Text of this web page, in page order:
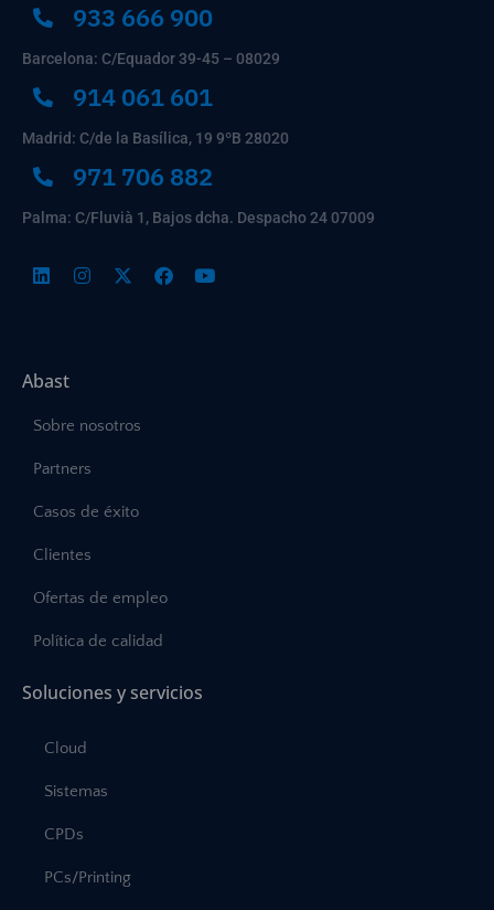
933 666 900
Barcelona: C/Equador 39-45 – 08029
914 061 601
Madrid: C/de la Basílica, 19 9ºB 28020
971 706 882
Palma: C/Fluvià 1, Bajos dcha. Despacho 24 07009
Abast
Sobre nosotros
Partners
Casos de éxito
Clientes
Ofertas de empleo
Política de calidad
Soluciones y servicios
Cloud
Sistemas
CPDs
PCs/Printing